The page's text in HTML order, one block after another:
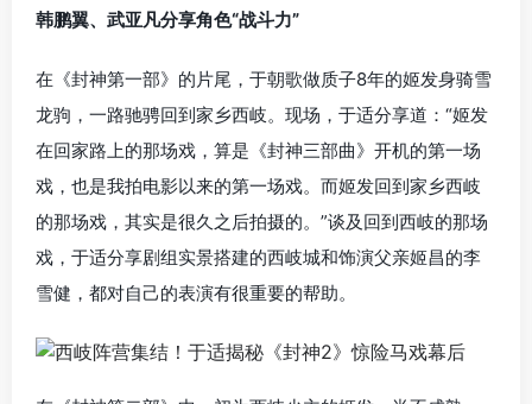
韩鹏翼、武亚凡分享角色“战斗力”
在《封神第一部》的片尾，于朝歌做质子8年的姬发身骑雪
龙驹，一路驰骋回到家乡西岐。现场，于适分享道：“姬发
在回家路上的那场戏，算是《封神三部曲》开机的第一场
戏，也是我拍电影以来的第一场戏。而姬发回到家乡西岐
的那场戏，其实是很久之后拍摄的。”谈及回到西岐的那场
戏，于适分享剧组实景搭建的西岐城和饰演父亲姬昌的李
雪健，都对自己的表演有很重要的帮助。